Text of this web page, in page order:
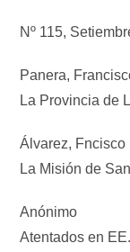
Nº 115,
Panera,
La Provincia de
Álvarez, Fncisco
La Misión de
Anónimo
Atentados en